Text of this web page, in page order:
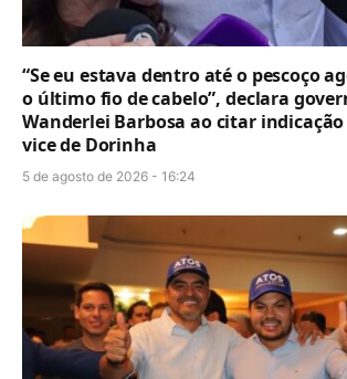
“Se eu estava dentro até o pescoço
o último fio de cabelo”, declara
Wanderlei Barbosa ao citar
vice de Dorinha
5 de agosto de 2026 - 16:24